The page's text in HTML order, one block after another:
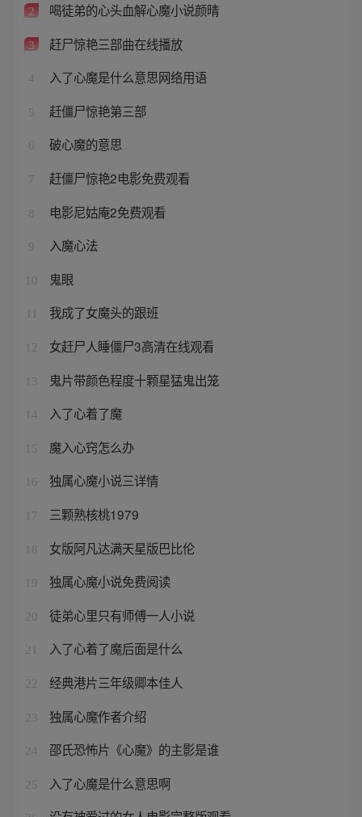
2 喝徒弟的心头血解心魔小说颜晴
3 赶尸惊艳三部曲在线播放
4 入了心魔是什么意思网络用语
5 赶僵尸惊艳第三部
6 破心魔的意思
7 赶僵尸惊艳2电影免费观看
8 电影尼姑庵2免费观看
9 入魔心法
10 鬼眼
我成了女魔头的跟班
12 女赶尸人睡僵尸3高清在线观看
13 鬼片带颜色程度十颗星猛鬼出笼
14 入了心着了魔
15 魔入心窍怎么办
16 独属心魔小说三详情
17 三颗熟核桃1979
18 女版阿凡达满天星版巴比伦
19 独属心魔小说免费阅读
20 徒弟心里只有师傅一人小说
21 入了心着了魔后面是什么
22 经典港片三年级卿本佳人
23 独属心魔作者介绍
24 邵氏恐怖片《心魔》的主影是谁
25 入了心魔是什么意思啊